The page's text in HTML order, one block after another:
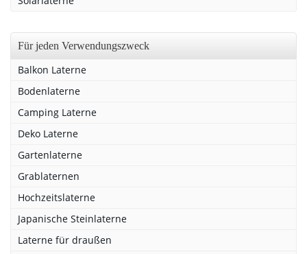
Für jeden Verwendungszweck
Balkon Laterne
Bodenlaterne
Camping Laterne
Deko Laterne
Gartenlaterne
Grablaternen
Hochzeitslaterne
Japanische Steinlaterne
Laterne für draußen